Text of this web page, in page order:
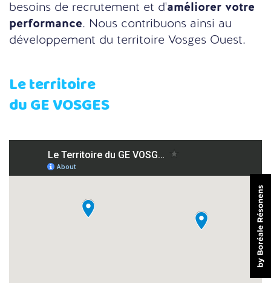
besoins de recrutement et d'améliorer votre
performance. Nous contribuons ainsi au
développement du territoire Vosges Ouest.
Le territoire
du GE VOSGES